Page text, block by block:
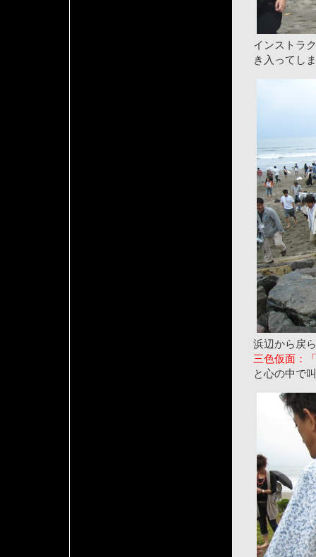
インストラ
き入ってし
浜辺から戻
三色仮面：
と心の中で